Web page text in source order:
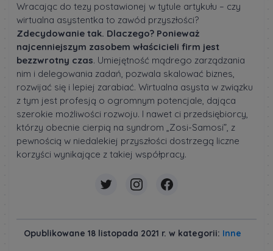
Wracając do tezy postawionej w tytule artykułu – czy
wirtualna asystentka to zawód przyszłości?
Zdecydowanie tak. Dlaczego? Ponieważ
najcenniejszym zasobem właścicieli firm jest
bezzwrotny czas. Umiejętność mądrego zarządzania
nim i delegowania zadań, pozwala skalować biznes,
rozwijać się i lepiej zarabiać. Wirtualna asysta w związku
z tym jest profesją o ogromnym potencjale, dająca
szerokie możliwości rozwoju. I nawet ci przedsiębiorcy,
którzy obecnie cierpią na syndrom „Zosi-Samosi”, z
pewnością w niedalekiej przyszłości dostrzegą liczne
korzyści wynikające z takiej współpracy.
Opublikowane 18 listopada 2021 r. w kategorii: Inne